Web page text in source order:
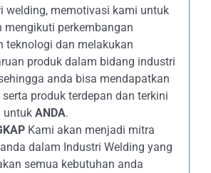
welding, memotivasi kami untuk
mengikuti perkembangan
teknologi dan melakukan
produk dalam bidang industri
anda bisa mendapatkan
produk terdepan dan terkini
untuk ANDA.
Kami akan menjadi mitra
dalam Industri Welding yang
semua kebutuhan anda